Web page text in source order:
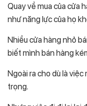
Quay về mua của cửa
như năng lực của họ
Nhiều cửa hàng nhỏ
biết mình bán hàng
Ngoài ra cho dù là
trọng.